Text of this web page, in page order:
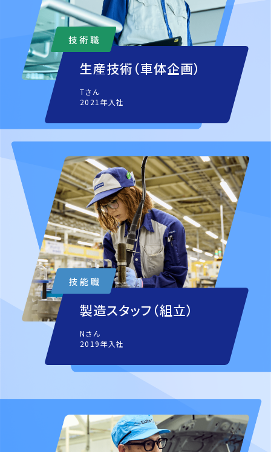
生産技術（車体企画）
Tさん
2021年入社
製造スタッフ（組立）
Nさん
2019年入社